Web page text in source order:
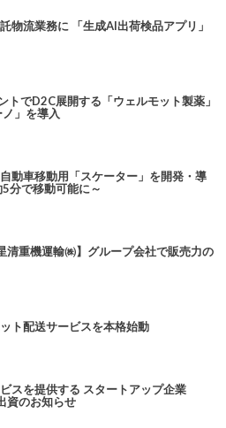
物流業務に 「生成AI出荷検品アプリ」
トでD2C展開する「ウェルモット製薬」
」を導入
動車移動用「スケーター」を開発・導
分で移動可能に～
清重機運輸㈱】グループ会社で販売力の
ト配送サービスを本格始動
スを提供する スタートアップ企業
資のお知らせ